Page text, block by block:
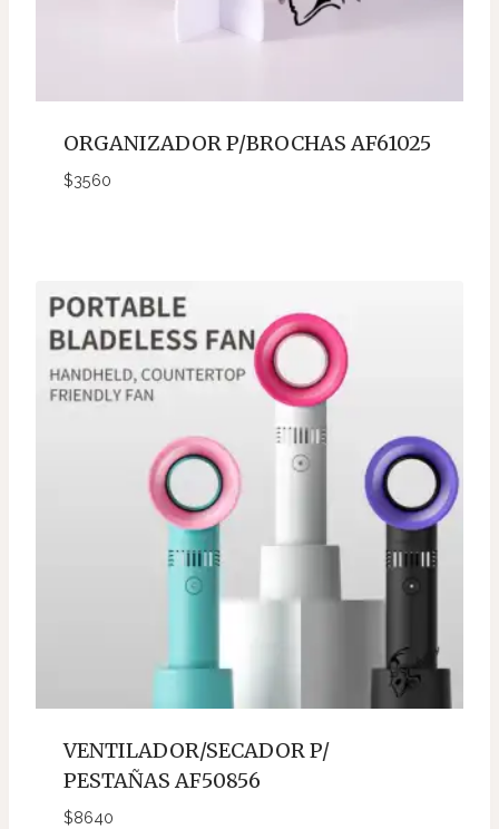
ORGANIZADOR P/BROCHAS AF61025
$3560
VENTILADOR/SECADOR P/
PESTAÑAS AF50856
$8640